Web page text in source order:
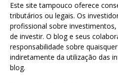
Este site tampouco oferece
tributários ou legais. Os
profissional sobre
de investir. O blog e seus
responsabilidade sobre
indiretamente da utilização das
blog.